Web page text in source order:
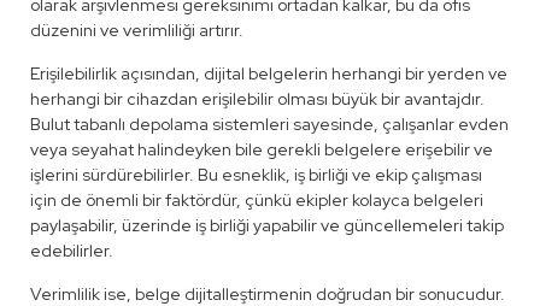
olarak arşivlenmesi gereksinimi ortadan kalkar, bu da ofis
düzenini ve verimliliği artırır.
Erişilebilirlik açısından, dijital belgelerin herhangi bir yerden ve
herhangi bir cihazdan erişilebilir olması büyük bir avantajdır.
Bulut tabanlı depolama sistemleri sayesinde, çalışanlar evden
veya seyahat halindeyken bile gerekli belgelere erişebilir ve
işlerini sürdürebilirler. Bu esneklik, iş birliği ve ekip çalışması
için de önemli bir faktördür, çünkü ekipler kolayca belgeleri
paylaşabilir, üzerinde iş birliği yapabilir ve güncellemeleri takip
edebilirler.
Verimlilik ise, belge dijitalleştirmenin doğrudan bir sonucudur.